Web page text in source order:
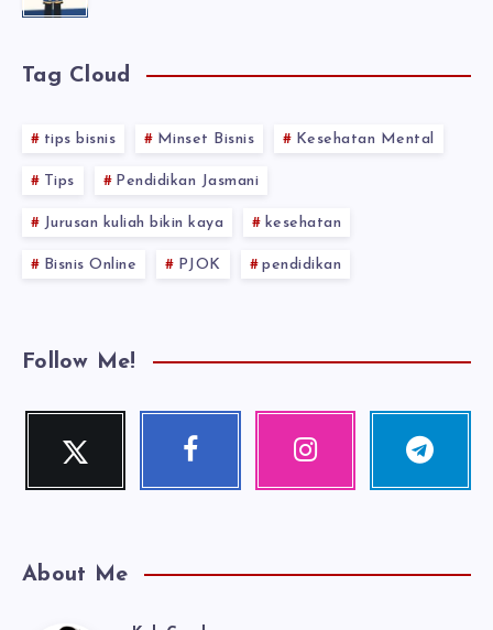
Tag Cloud
tips bisnis Minset Bisnis Kesehatan Mental
Tips Pendidikan Jasmani
Jurusan kuliah bikin kaya kesehatan
Bisnis Online PJOK pendidikan
Follow Me!
Twitter
Follow
Facebook Instagram Telegram
Follow
About Me